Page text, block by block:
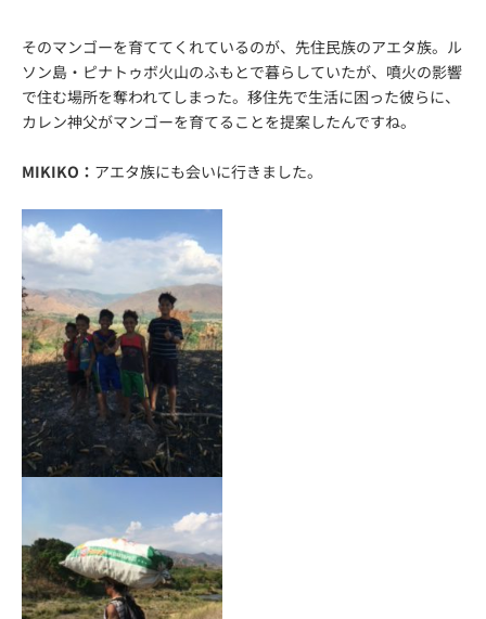
そのマンゴーを育ててくれているのが、先住民族のアエタ族。ル
ソン島・ピナトゥボ火山のふもとで暮らしていたが、噴火の影響
で住む場所を奪われてしまった。移住先で生活に困った彼らに、
カレン神父がマンゴーを育てることを提案したんですね。
MIKIKO： アエタ族にも会いに行きました。